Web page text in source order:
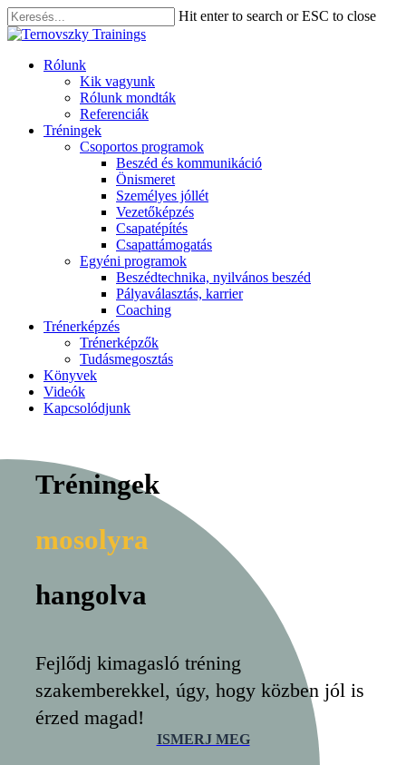
Skip
to
content
Hit enter to search or ESC to close
Close
Menu
Rólunk
Kik vagyunk
Rólunk mondták
Referenciák
Tréningek
Csoportos programok
Beszéd és kommunikáció
Önismeret
Személyes jóllét
Vezetőképzés
Csapatépítés
Csapattámogatás
Egyéni programok
Beszédtechnika, nyilvános beszéd
Pályaválasztás, karrier
Coaching
Trénerképzés
Trénerképzők
Tudásmegosztás
Könyvek
Videók
Kapcsolódjunk
Tréningek
mosolyra
hangolva
Fejlődj kimagasló tréning
szakemberekkel, úgy, hogy közben jól is
érzed magad!
ISMERJ MEG
Play
Video